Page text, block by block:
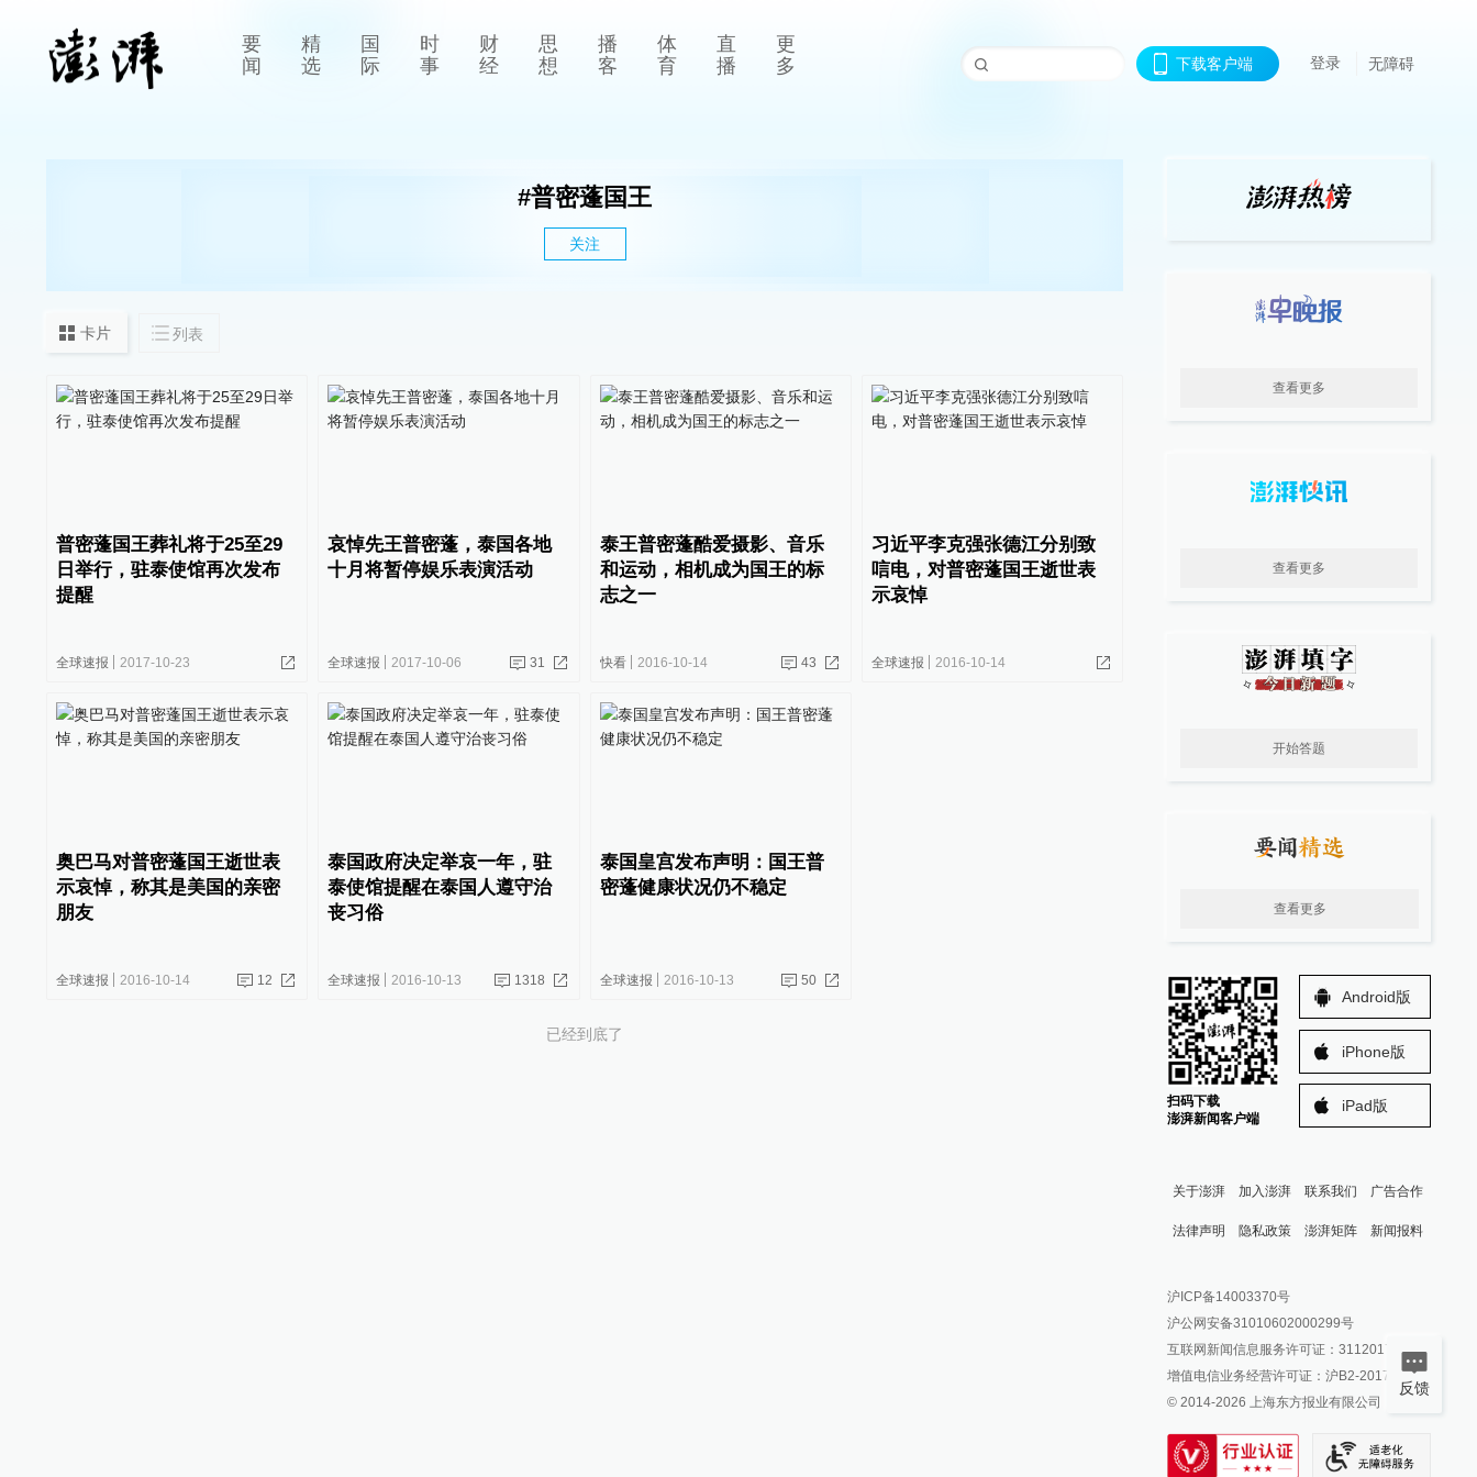
要
闻
精
选
国
际
时
事
财
经
思
想
播
客
体
育
直
播
更
多
下载客户端 登录 无障碍
#普密蓬国王
关注
卡片 列表
普密蓬国王葬礼将于25至29
日举行，驻泰使馆再次发布
提醒
全球速报 2017-10-23
哀悼先王普密蓬，泰国各地
十月将暂停娱乐表演活动
全球速报 2017-10-06 31
泰王普密蓬酷爱摄影、音乐
和运动，相机成为国王的标
志之一
快看 2016-10-14 43
习近平李克强张德江分别致
唁电，对普密蓬国王逝世表
示哀悼
全球速报 2016-10-14
奥巴马对普密蓬国王逝世表
示哀悼，称其是美国的亲密
朋友
全球速报 2016-10-14 12
泰国政府决定举哀一年，驻
泰使馆提醒在泰国人遵守治
丧习俗
全球速报 2016-10-13 1318
泰国皇宫发布声明：国王普
密蓬健康状况仍不稳定
全球速报 2016-10-13 50
已经到底了
查看更多
查看更多
开始答题
查看更多
扫码下载
澎湃新闻客户端
Android版
iPhone版
iPad版
关于澎湃 加入澎湃 联系我们 广告合作
法律声明 隐私政策 澎湃矩阵
澎湃新闻公众号
澎湃新闻抖音号
派生万物开放平台
IP SHANGHAI
SIXTH TONE
新闻报料
报料邮箱: news@thepaper.cn
沪ICP备14003370号
沪公网安备31010602000299号
互联网新闻信息服务许可证：31120170006
增值电信业务经营许可证：沪B2-2017116
© 2014-2026 上海东方报业有限公司
反馈